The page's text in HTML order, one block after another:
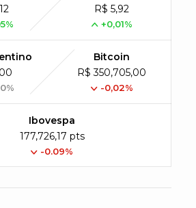
R$ 5,92
+0,01%
Bitcoin
R$ 350,705,00
-0,02%
Ibovespa
177,726,17 pts
-0.09%